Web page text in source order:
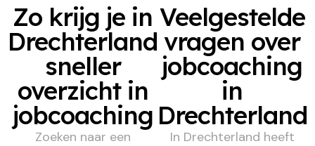
Zo krijg je in
Drechterland
sneller
overzicht in
jobcoaching
Zoeken naar een
Veelgestelde
vragen over
jobcoaching
in
Drechterland
In Drechterland heeft